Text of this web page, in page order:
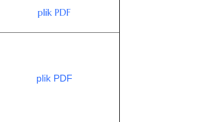
plik PDF
plik PDF